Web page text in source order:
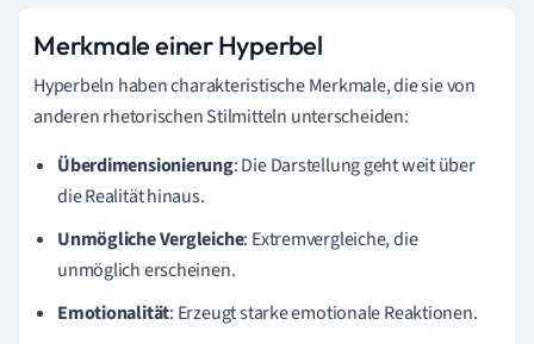
Merkmale einer Hyperbel
Hyperbeln haben charakteristische Merkmale, die sie von
anderen rhetorischen Stilmitteln unterscheiden:
Überdimensionierung: Die Darstellung geht weit über
die Realität hinaus.
Unmögliche Vergleiche: Extremvergleiche, die
unmöglich erscheinen.
Emotionalität: Erzeugt starke emotionale Reaktionen.